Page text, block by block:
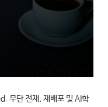
단 전재, 재배포 및 AI학